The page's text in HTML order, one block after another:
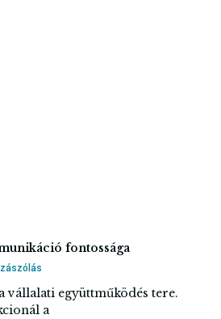
fontossága
vállalati együttműködés tere.
a